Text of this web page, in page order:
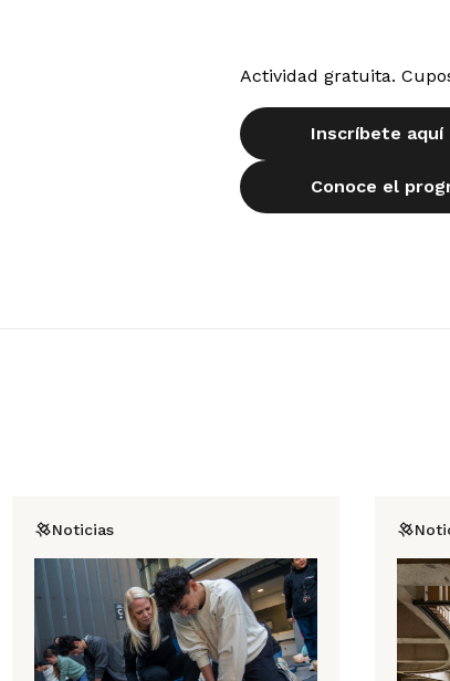
Actividad gratuita.
Inscríbete aquí
Conoce el
Noticias